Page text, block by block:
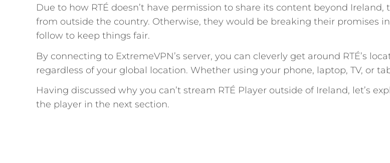
Due to how RTÉ doesn’t have permission to share its content beyond
from outside the country. Otherwise, they would be breaking their promises
follow to keep things fair.
By connecting to ExtremeVPN’s server, you can cleverly get around RTÉ’s
regardless of your global location. Whether using your phone, laptop, TV, or
Having discussed why you can’t stream RTÉ Player outside of Ireland, let’s
the player in the next section.